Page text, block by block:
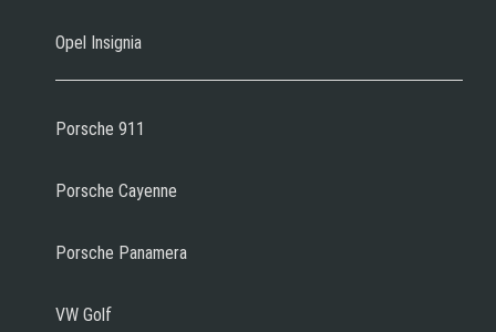
Opel Insignia
Porsche 911
Porsche Cayenne
Porsche Panamera
VW Golf